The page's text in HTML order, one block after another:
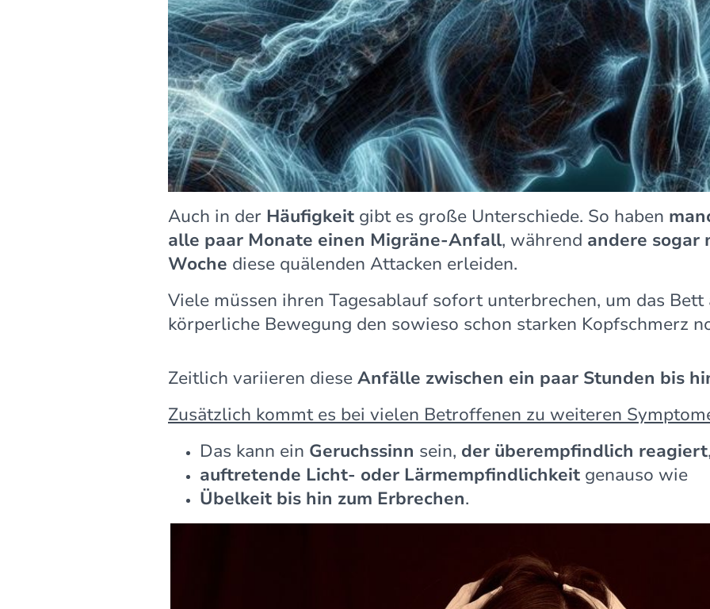
Auch in der Häufigkeit gibt es große Unterschiede. So haben
alle paar Monate einen Migräne-Anfall, während andere sogar
Woche diese quälenden Attacken erleiden.
Viele müssen ihren Tagesablauf sofort unterbrechen, um das Bett
körperliche Bewegung den sowieso schon starken Kopfschmerz
Zeitlich variieren diese Anfälle zwischen ein paar Stunden bis
Zusätzlich kommt es bei vielen Betroffenen zu weiteren
Das kann ein Geruchssinn sein, der überempfindlich reagiert
auftretende Licht- oder Lärmempfindlichkeit genauso wie
Übelkeit bis hin zum Erbrechen.